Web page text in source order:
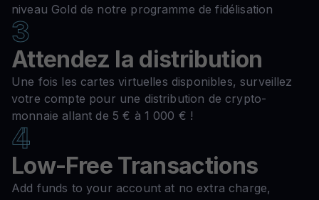
niveau Gold de notre programme de fidélisation
3
Attendez la distribution
Une fois les cartes virtuelles disponibles, surveillez
votre compte pour une distribution de crypto-
monnaie allant de 5 € à 1 000 € !
4
Low-Free Transactions
Add funds to your account at no extra charge,